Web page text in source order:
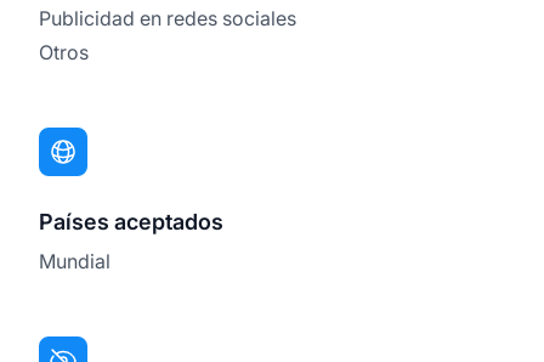
Publicidad en redes sociales
Otros
Países aceptados
Mundial